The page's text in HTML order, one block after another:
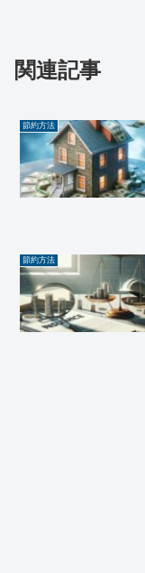
関連記事
節約方法
節約方法